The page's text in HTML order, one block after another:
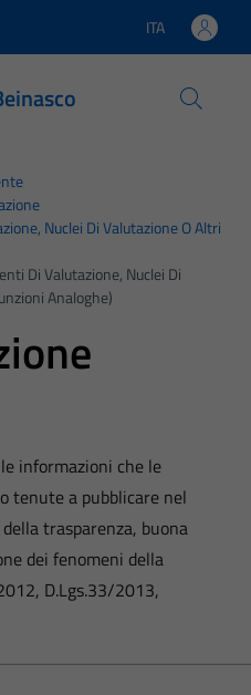
Lingua attiva:
ITA
Nuclei Di Valutazione O Altri
Di Valutazione, Nuclei Di
Analoghe)
informazioni che le
tenute a pubblicare nel
trasparenza, buona
dei fenomeni della
D.Lgs.33/2013,